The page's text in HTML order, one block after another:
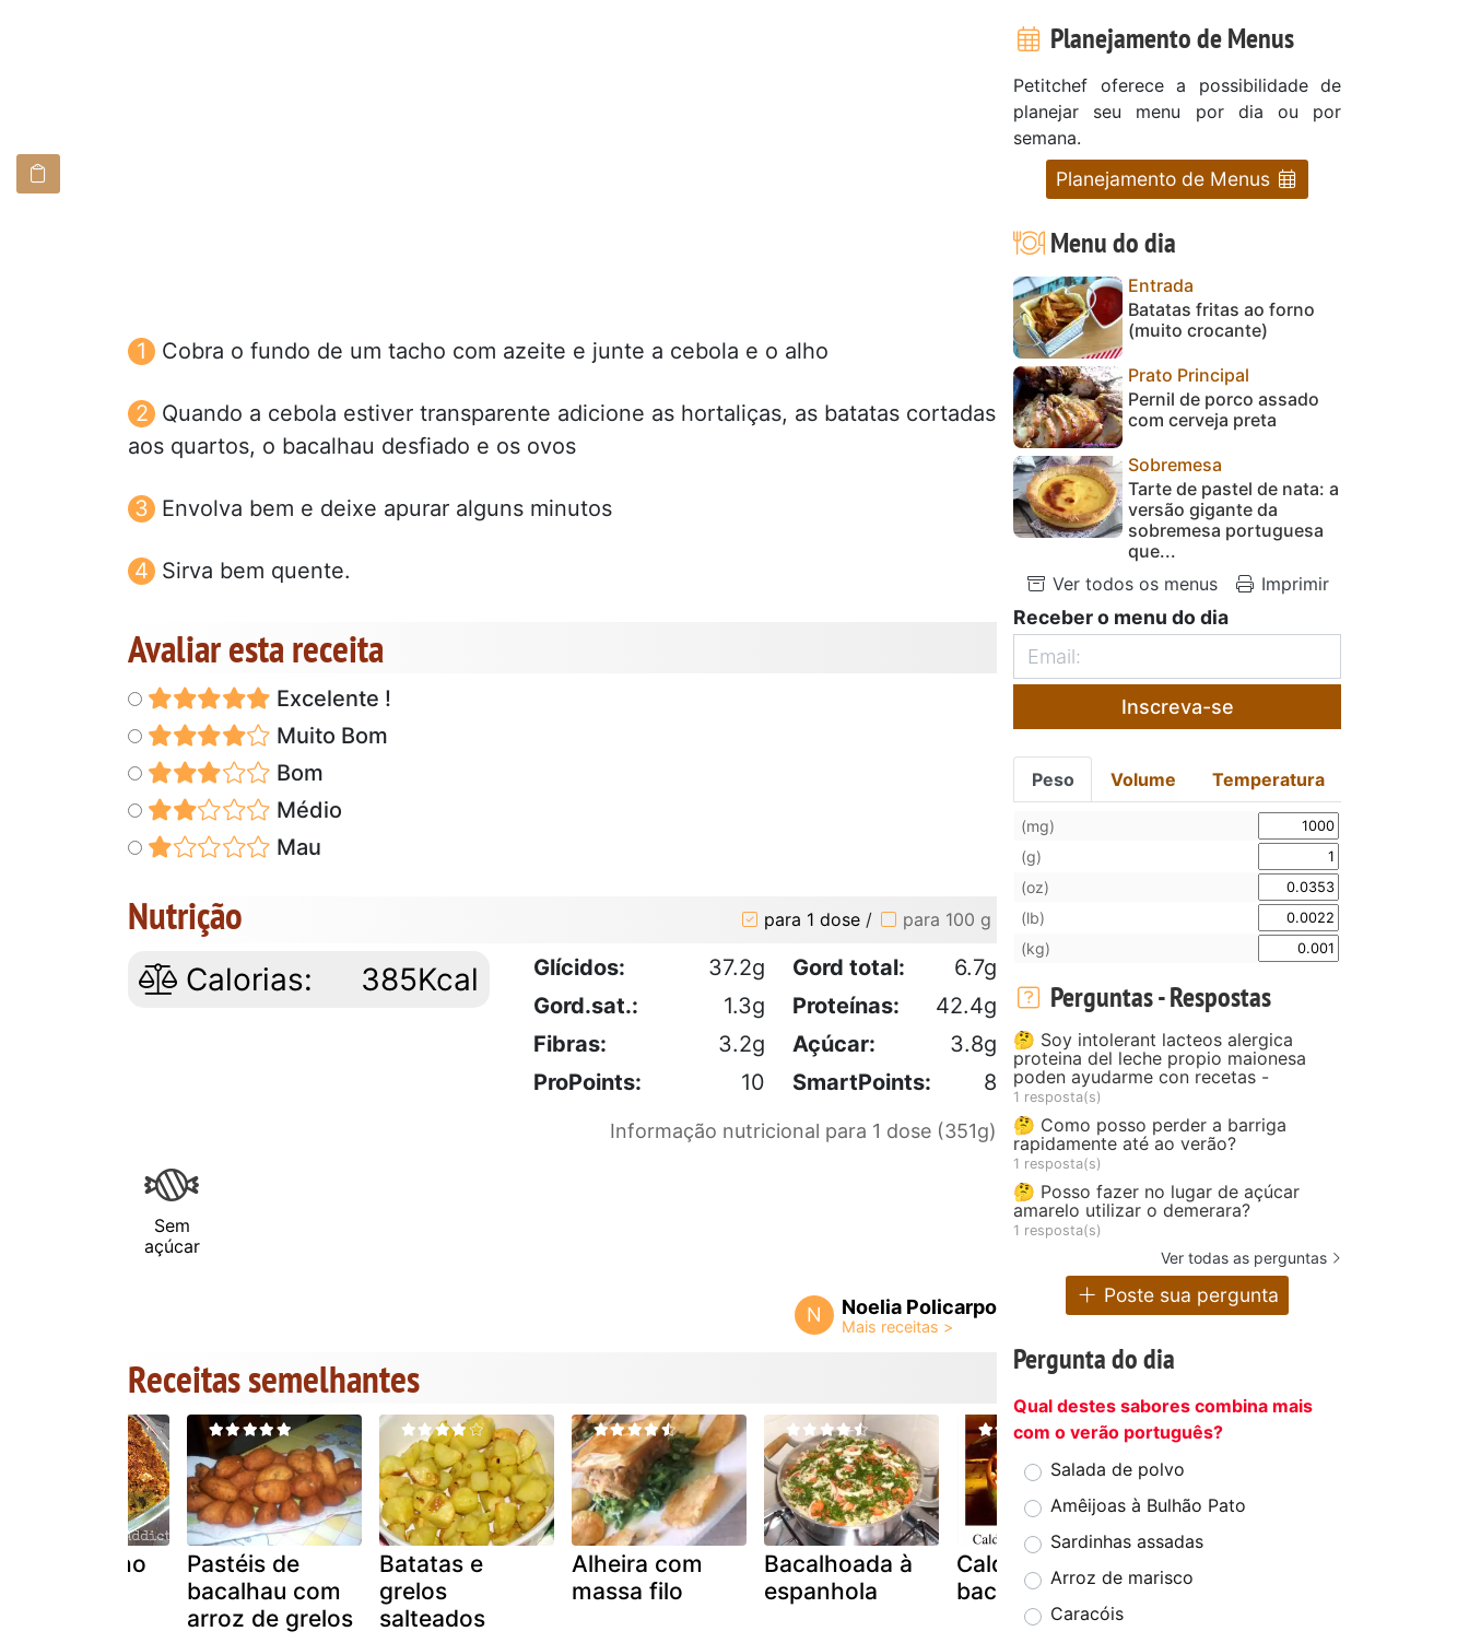
Cobra o fundo de um tacho com azeite e junte a cebola e o alho
Quando a cebola estiver transparente adicione as hortaliças, as batatas cortadas
aos quartos, o bacalhau desfiado e os ovos
Envolva bem e deixe apurar alguns minutos
Sirva bem quente.
Avaliar esta receita
Excelente !
Muito Bom
Bom
Médio
Mau
Nutrição para 1 dose / para 100 g
Calorias: 385Kcal Glícidos: 37.2g Gord total:
6.7g
Gord.sat.:
1.3g Proteínas:
42.4g
Fibras:
3.2g Açúcar:
3.8g
ProPoints:
10 SmartPoints: 8
Informação nutricional para 1 dose (351g)
Sem
açúcar
N Noelia Policarpo
Receitas semelhantes
velho
Pastéis de
bacalhau com
arroz de grelos
Batatas e
grelos
salteados
Alheira com
massa filo
Bacalhoada à
espanhola
Caldeirada de
bacalhau
bacalhau fofo
Planejamento de Menus
Petitchef oferece a possibilidade de
planejar seu menu por dia ou por
semana.
Planejamento de Menus
Menu do dia
Entrada
Batatas fritas ao forno
(muito crocante)
Prato Principal
Pernil de porco assado
com cerveja preta
Sobremesa
Tarte de pastel de nata: a
versão gigante da
sobremesa portuguesa
que...
Ver todos os menus
Imprimir
Receber o menu do dia
Inscreva-se
Peso Volume Temperatura
(mg)
(g)
(oz)
(lb)
(kg)
Perguntas - Respostas
🤔 Soy intolerant lacteos alergica
proteina del leche propio maionesa
poden ayudarme con recetas -
1 resposta(s)
🤔 Como posso perder a barriga
rapidamente até ao verão?
1 resposta(s)
🤔 Posso fazer no lugar de açúcar
amarelo utilizar o demerara?
1 resposta(s)
Ver todas as perguntas
Poste sua pergunta
Pergunta do dia
Qual destes sabores combina mais
com o verão português?
Salada de polvo
Amêijoas à Bulhão Pato
Sardinhas assadas
Arroz de marisco
Caracóis